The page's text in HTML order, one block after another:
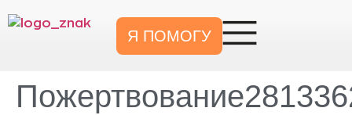
Я ПОМОГУ